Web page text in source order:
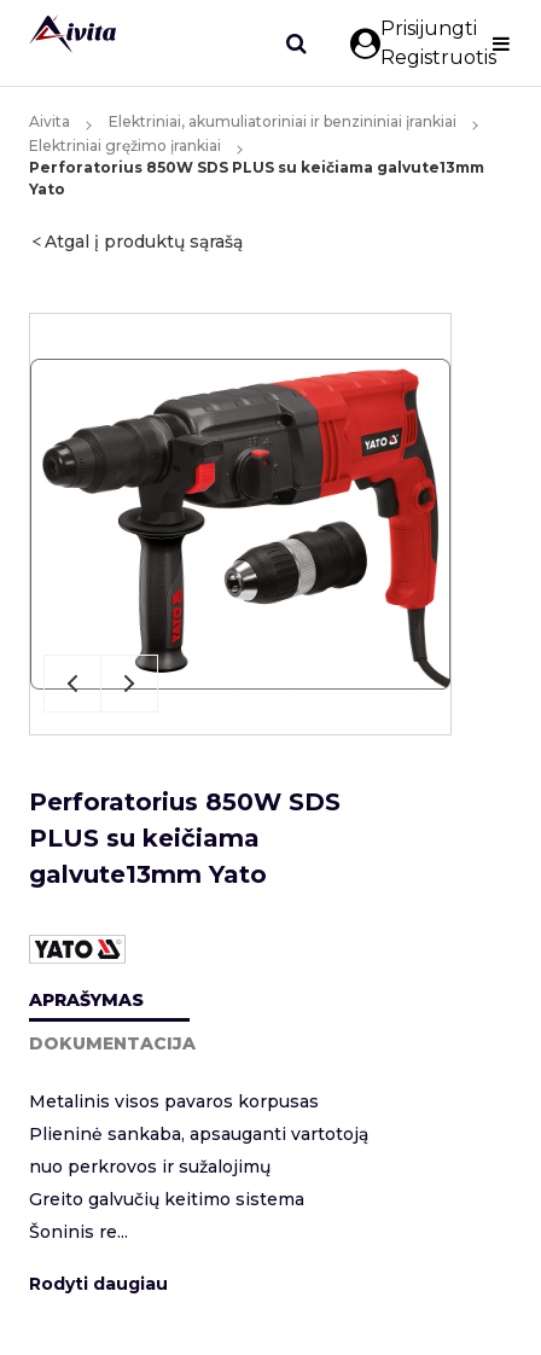
Prisijungti
Registruotis
Aivita
Elektriniai, akumuliatoriniai ir benzininiai įrankiai
Elektriniai gręžimo įrankiai
Perforatorius 850W SDS PLUS su keičiama galvute13mm
Yato
Atgal į produktų sąrašą
Perforatorius 850W SDS
PLUS su keičiama
galvute13mm Yato
APRAŠYMAS
DOKUMENTACIJA
Metalinis visos pavaros korpusas
Plieninė sankaba, apsauganti vartotoją
nuo perkrovos ir sužalojimų
Greito galvučių keitimo sistema
Šoninis re...
Rodyti daugiau